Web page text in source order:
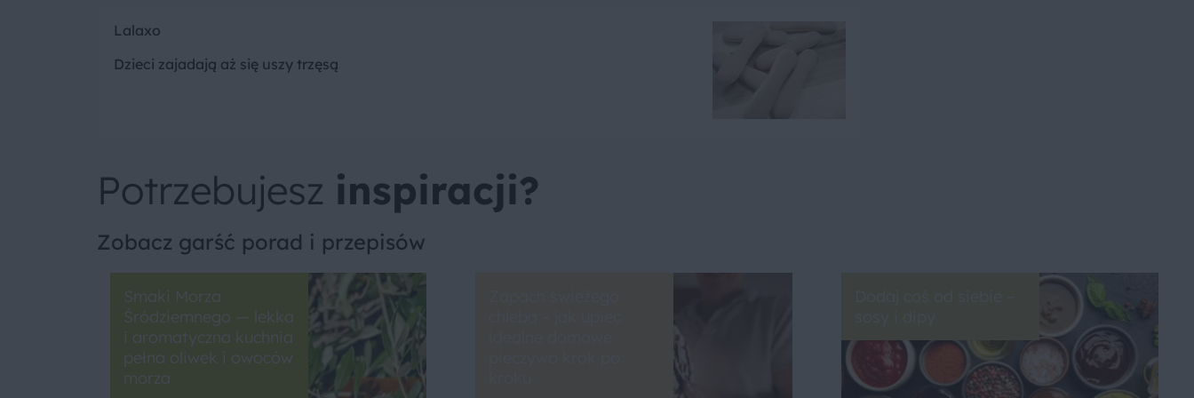
Lalaxo
Dzieci zajadają aż się uszy trzęsą
Potrzebujesz inspiracji?
Zobacz garść porad i przepisów
Smaki Morza
Śródziemnego — lekka
i aromatyczna kuchnia
pełna oliwek i owoców
morza